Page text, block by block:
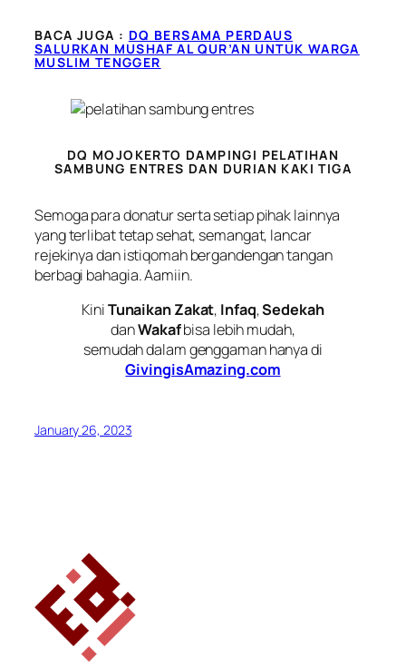
BACA JUGA : DQ BERSAMA PERDAUS
SALURKAN MUSHAF AL QUR’AN UNTUK WARGA
MUSLIM TENGGER
DQ MOJOKERTO DAMPINGI PELATIHAN
SAMBUNG ENTRES DAN DURIAN KAKI TIGA
Semoga para donatur serta setiap pihak lainnya
yang terlibat tetap sehat, semangat, lancar
rejekinya dan istiqomah bergandengan tangan
berbagi bahagia. Aamiin.
KiniTunaikan Zakat, Infaq,Sedekah
danWakafbisa lebih mudah,
semudah dalam genggaman hanya di
GivingisAmazing.com
January 26, 2023